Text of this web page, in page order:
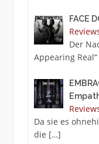
FACE
Der
Appearing Real“
Da sie es
die […]